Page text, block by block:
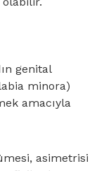
genital
minora)
amacıyla
asimetrisi